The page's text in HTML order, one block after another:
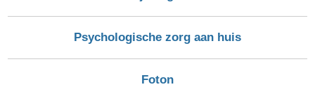
Psychologische zorg aan huis
Foton